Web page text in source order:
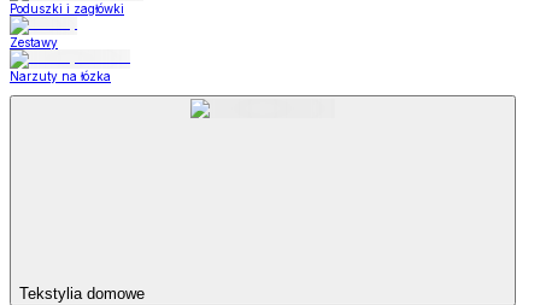
Poduszki i zagłówki
Zestawy
Narzuty na łózka
Tekstylia domowe